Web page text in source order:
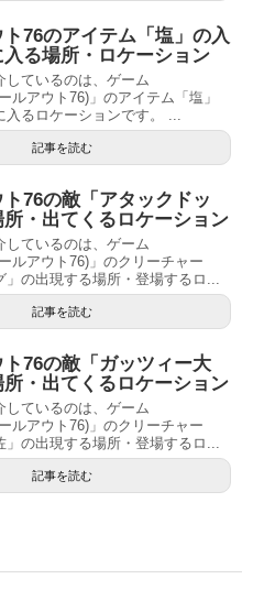
76のアイテム「塩」の入
る場所・ロケーション
しているのは、ゲーム
ルアウト76)」のアイテム「塩」
入るロケーションです。 ...
記事を読む
76の敵「アタックドッ
・出てくるロケーション
しているのは、ゲーム
ルアウト76)」のクリーチャー
」の出現する場所・登場するロ...
記事を読む
76の敵「ガッツィー大
・出てくるロケーション
しているのは、ゲーム
ルアウト76)」のクリーチャー
」の出現する場所・登場するロ...
記事を読む